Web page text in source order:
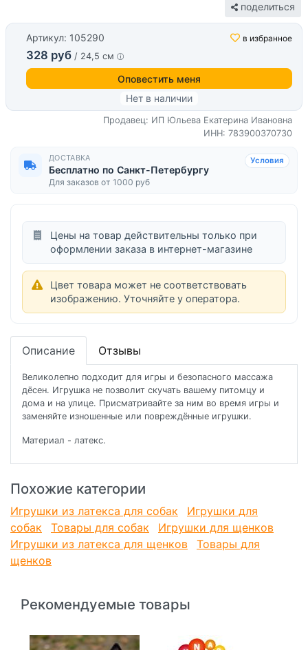
поделиться
Артикул: 105290 в избранное
328 руб / 24,5 см
Оповестить меня
Нет в наличии
Продавец: ИП Юльева Екатерина Ивановна
ИНН: 783900370730
ДОСТАВКА
Бесплатно по Санкт-Петербургу
Для заказов от 1000 руб
Условия
Цены на товар действительны только при
оформлении заказа в интернет-магазине
Цвет товара может не соответствовать
изображению. Уточняйте у оператора.
Описание Отзывы
Великолепно подходит для игры и безопасного массажа
дёсен. Игрушка не позволит скучать вашему питомцу и
дома и на улице. Присматривайте за ним во время игры и
заменяйте изношенные или повреждённые игрушки.
Материал - латекс.
Похожие категории
Игрушки из латекса для собак
Игрушки для
собак
Товары для собак
Игрушки для щенков
Игрушки из латекса для щенков
Товары для
щенков
Рекомендуемые товары